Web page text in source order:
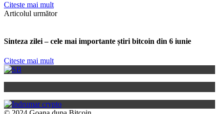
Citeste mai mult
Articolul următor
Sinteza zilei – cele mai importante știri bitcoin din 6 iunie
Citeste mai mult